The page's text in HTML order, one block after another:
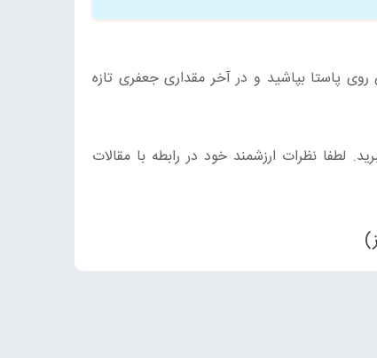
پاستا بپاشید و در آخر مقداری جعفری تازه
لطفا نظرات ارزشمند خود در رابطه با مقالات